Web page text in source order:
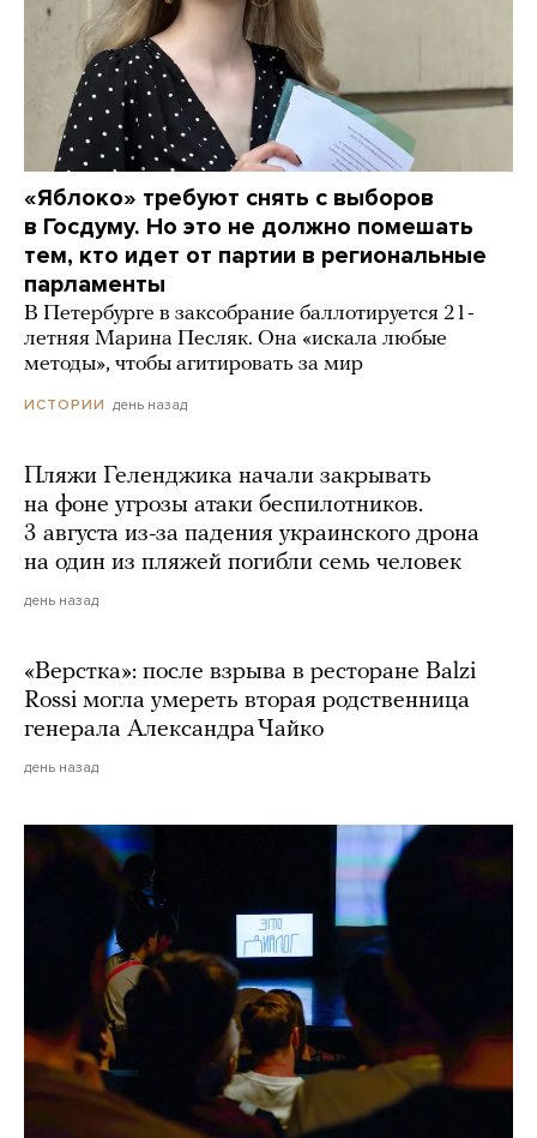
«Яблоко» требуют снять с выборов
в Госдуму. Но это не должно помешать
тем, кто идет от партии в региональные
парламенты
В Петербурге в заксобрание баллотируется 21-
летняя Марина Песляк. Она «искала любые
методы», чтобы агитировать за мир
ИСТОРИИ день назад
Пляжи Геленджика начали закрывать
на фоне угрозы атаки беспилотников.
3 августа из-за падения украинского дрона
на один из пляжей погибли семь человек
день назад
«Верстка»: после взрыва в ресторане Balzi
Rossi могла умереть вторая родственница
генерала Александра Чайко
день назад